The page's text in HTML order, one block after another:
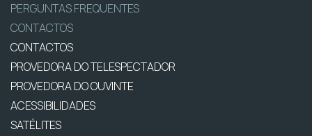
PERGUNTAS FREQUENTES
CONTACTOS
CONTACTOS
PROVEDORA DO TELESPECTADOR
PROVEDORA DO OUVINTE
ACESSIBILIDADES
SATÉLITES